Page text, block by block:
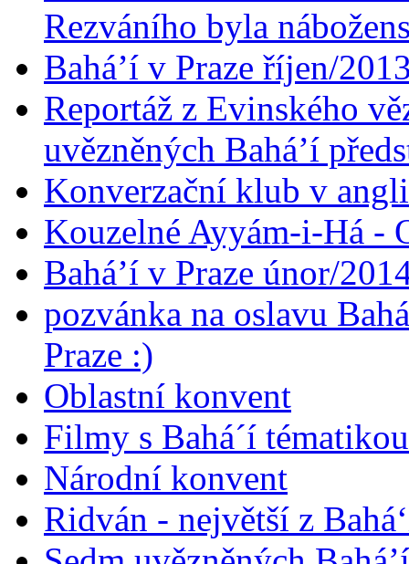
Rezváního byla
Bahá’í v Praze říjen/
Reportáž z Evinského
uvězněných Bahá’í
Konverzační klub v
Kouzelné Ayyám-i-Há -
Bahá’í v Praze únor/
pozvánka na oslavu
Praze :)
Oblastní konvent
Filmy s Bahá´í
Národní konvent
Ridván - největší z